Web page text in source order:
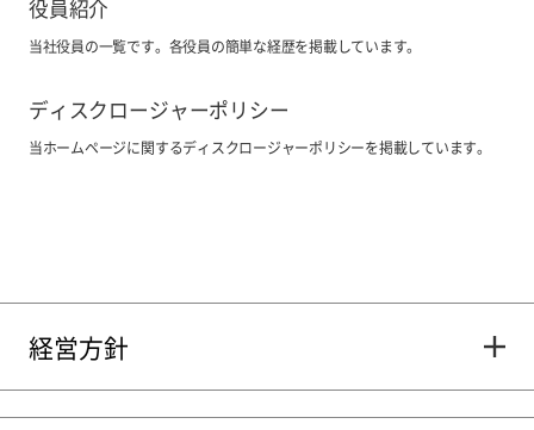
役員紹介
当社役員の一覧です。各役員の簡単な経歴を掲載しています。
ディスクロージャーポリシー
当ホームページに関するディスクロージャーポリシーを掲載しています。
経営方針